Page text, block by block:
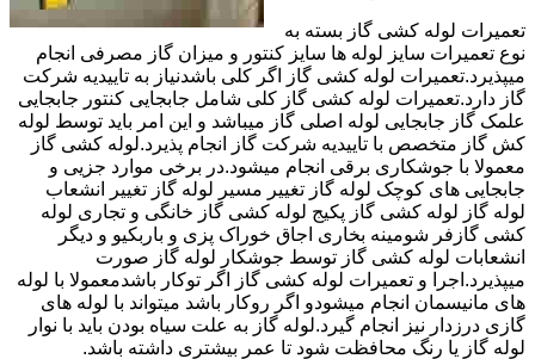
تعمیرات لوله کشی گاز بسته به
نوع تعمیرات سایز لوله ها سایز کنتور و میزان گاز مصرفی انجام
میپذیرد.تعمیرات لوله کشی گاز اگر کلی باشدنیاز به تاییدیه شرکت
گاز دارد.تعمیرات لوله کشی گاز کلی شامل جابجایی کنتور جابجایی
علمک گاز جابجایی لوله اصلی گاز میباشد و این امر باید توسط لوله
کش گاز متخصص با تاییدیه شرکت گاز انجام پذیرد.لوله کشی گاز
معمولا با جوشکاری برقی انجام میشود.در برخی موارد جزیی و
جابجایی های کوچک لوله گاز تغییر مسیر لوله گاز تغییر انشعاب
لوله گاز لوله کشی گاز پکیج لوله کشی گاز خانگی و تجاری لوله
کشی گازفر شومینه بخاری اجاق خوراک پزی و باربکیو و دیگر
انشعابات لوله کشی گاز توسط جوشکار لوله گاز صورت
میپذیرد.اجرا و تعمیرات لوله کشی گاز اگر توکار باشدمعمولا با لوله
های مانیسمان انجام میشودو اگر روکار باشد میتواند با لوله های
گازی درزدار نیز انجام گیرد.لوله گاز به علت سیاه بودن باید با نوار
لوله گاز یا رنگ محافظت شود تا عمر بیشتری داشته باشد.